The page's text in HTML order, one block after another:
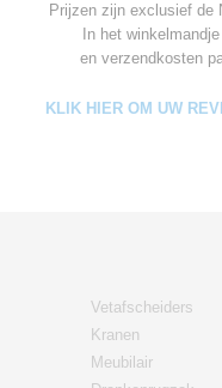
Prijzen zijn exclusief de
In het
en verzendkosten
KLIK HIER OM UW
Vetafscheiders
Kranen
Meubilair